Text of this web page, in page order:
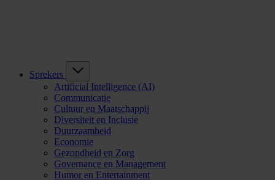
Sprekers
Artificial Intelligence (AI)
Communicatie
Cultuur en Maatschappij
Diversiteit en Inclusie
Duurzaamheid
Economie
Gezondheid en Zorg
Governance en Management
Humor en Entertainment